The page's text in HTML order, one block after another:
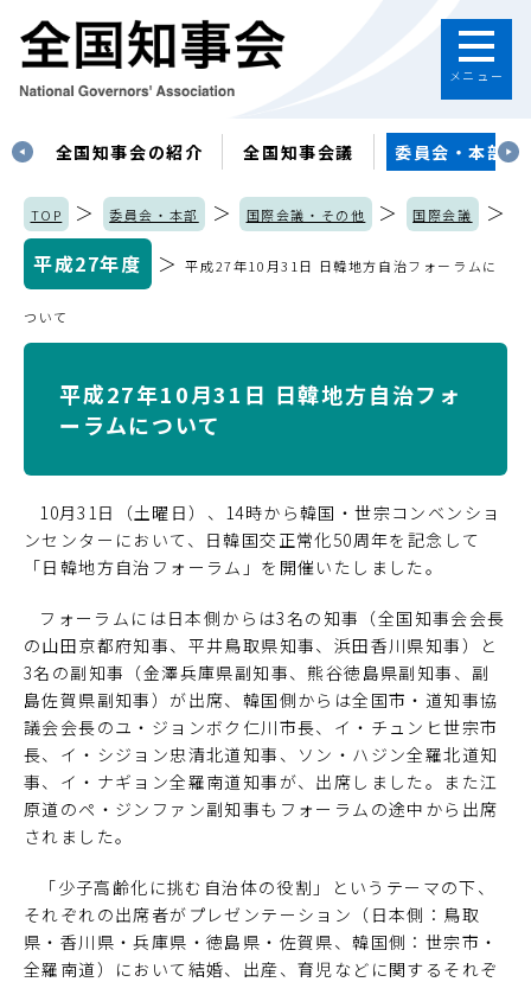
メニュー
全国知事会の紹介 全国知事会議 委員会・本部
TOP ＞ 委員会・本部 ＞ 国際会議・その他 ＞ 国際会議
＞
平成27年度
＞平成27年10月31日 日韓地方自治フォーラムに
ついて
平成27年10月31日 日韓地方自治フォ
ーラムについて
10月31日（土曜日）、14時から韓国・世宗コンベンショ
ンセンターにおいて、日韓国交正常化50周年を記念して
「日韓地方自治フォーラム」を開催いたしました。
フォーラムには日本側からは3名の知事（全国知事会会長
の山田京都府知事、平井鳥取県知事、浜田香川県知事）と
3名の副知事（金澤兵庫県副知事、熊谷徳島県副知事、副
島佐賀県副知事）が出席、韓国側からは全国市・道知事協
議会会長のユ・ジョンボク仁川市長、イ・チュンヒ世宗市
長、イ・シジョン忠清北道知事、ソン・ハジン全羅北道知
事、イ・ナギョン全羅南道知事が、出席しました。また江
原道のペ・ジンファン副知事もフォーラムの途中から出席
されました。
「少子高齢化に挑む自治体の役割」というテーマの下、
それぞれの出席者がプレゼンテーション（日本側：鳥取
県・香川県・兵庫県・徳島県・佐賀県、韓国側：世宗市・
全羅南道）において結婚、出産、育児などに関するそれぞ